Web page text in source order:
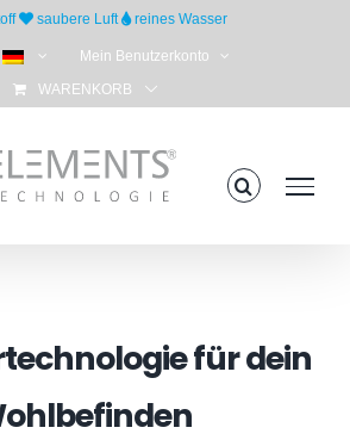
saubere Luft reines Wasser
Mein Benutzerkonto
WARENKORB
für dein